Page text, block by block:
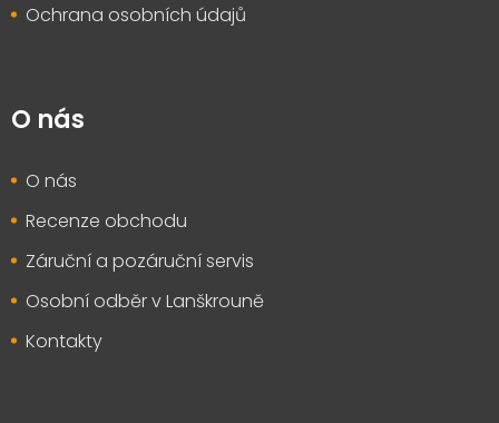
Ochrana osobních údajů
O nás
O nás
Recenze obchodu
Záruční a pozáruční servis
Osobní odběr v Lanškrouně
Kontakty